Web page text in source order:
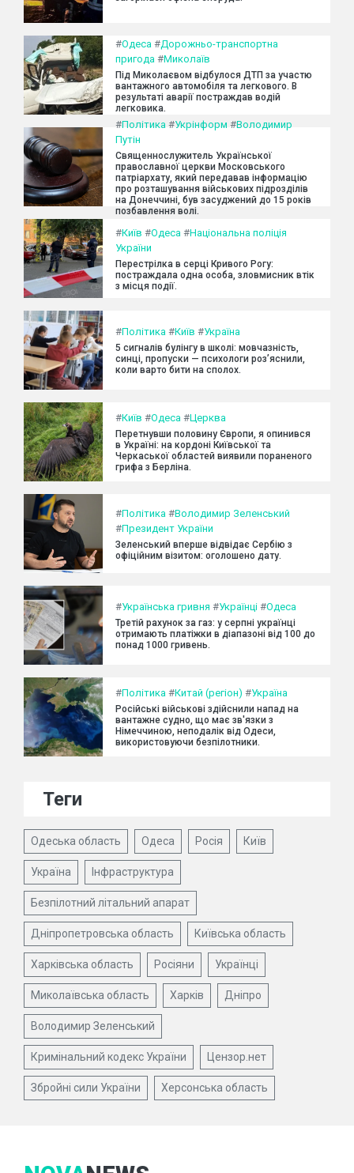
#Одеса #Дорожньо-транспортна
пригода #Миколаїв
Під Миколаєвом відбулося ДТП за участю
вантажного автомобіля та легкового. В
результаті аварії постраждав водій
легковика.
#Політика #Укрінформ #Володимир
Путін
Священнослужитель Української
православної церкви Московського
патріархату, який передавав інформацію
про розташування військових підрозділів
на Донеччині, був засуджений до 15 років
позбавлення волі.
#Київ #Одеса #Національна поліція
України
Перестрілка в серці Кривого Рогу:
постраждала одна особа, зловмисник втік
з місця події.
#Політика #Київ #Україна
5 сигналів булінгу в школі: мовчазність,
синці, пропуски — психологи роз’яснили,
коли варто бити на сполох.
#Київ #Одеса #Церква
Перетнувши половину Європи, я опинився
в Україні: на кордоні Київської та
Черкаської областей виявили пораненого
грифа з Берліна.
#Політика #Володимир Зеленський
#Президент України
Зеленський вперше відвідає Сербію з
офіційним візитом: оголошено дату.
#Українська гривня #Українці #Одеса
Третій рахунок за газ: у серпні українці
отримають платіжки в діапазоні від 100 до
понад 1000 гривень.
#Політика #Китай (регіон) #Україна
Російські військові здійснили напад на
вантажне судно, що має зв'язки з
Німеччиною, неподалік від Одеси,
використовуючи безпілотники.
Теги
Одеська область Одеса Росія Київ
Україна Інфраструктура
Безпілотний літальний апарат
Дніпропетровська область Київська область
Харківська область Росіяни Українці
Миколаївська область Харків Дніпро
Володимир Зеленський
Кримінальний кодекс України Цензор.нет
Збройні сили України Херсонська область